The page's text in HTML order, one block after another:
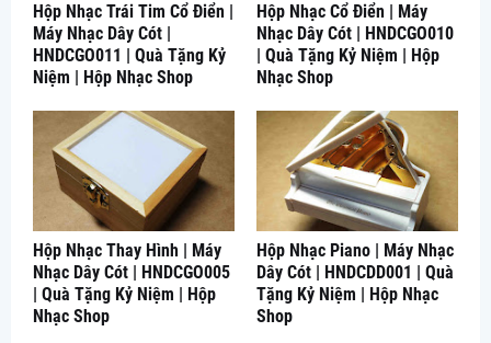
Hộp Nhạc Trái Tim Cổ Điển |
Máy Nhạc Dây Cót |
HNDCGO011 | Quà Tặng Kỷ
Niệm | Hộp Nhạc Shop
Hộp Nhạc Cổ Điển | Máy
Nhạc Dây Cót | HNDCGO010
| Quà Tặng Kỷ Niệm | Hộp
Nhạc Shop
Hộp Nhạc Thay Hình | Máy
Nhạc Dây Cót | HNDCGO005
| Quà Tặng Kỷ Niệm | Hộp
Nhạc Shop
Hộp Nhạc Piano | Máy Nhạc
Dây Cót | HNDCDD001 | Quà
Tặng Kỷ Niệm | Hộp Nhạc
Shop